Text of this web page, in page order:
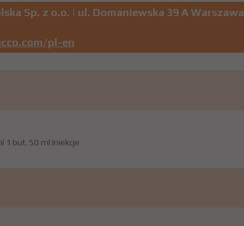
Sp. z o.o. | ul. Domaniewska 39 A Warszawa
pl-en
1 but. 50 ml Iniekcje